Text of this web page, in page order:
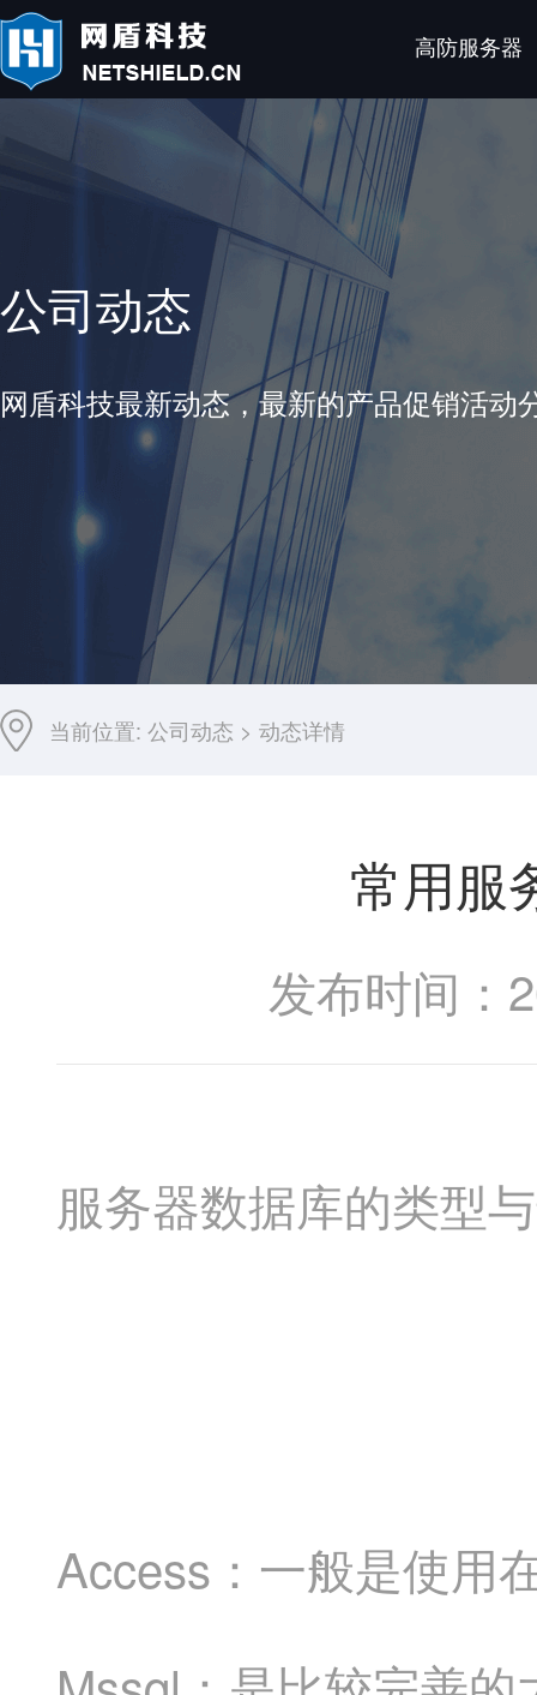
高防服务器
公司动态
网盾科技最新动态，最新的产品促销活
当前位置: 公司动态 > 动态详情
常用服
发布时间：
服务器数据库的类型
Access：一般是使用